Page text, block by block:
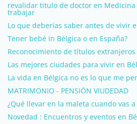
revalidar titulo de doctor en Medicina
trabajar
Lo que deberías saber antes de vivir
Tener bebé in Bélgica o en España?
Reconocimiento de títulos extranjeros
Las mejores ciudades para vivir en
La vida en Bélgica no es lo que me
MATRIMONIO - PENSIÓN VIUDEDAD
¿Qué llevar en la maleta cuando vas a
Novedad : Encuentros y eventos en